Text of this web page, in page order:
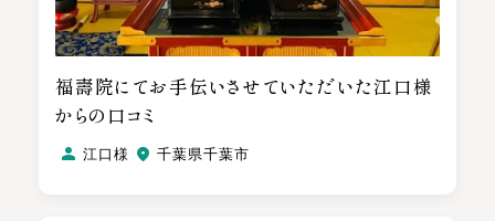
福壽院にてお手伝いさせていただいた江口様
からの口コミ
江口様 千葉県千葉市